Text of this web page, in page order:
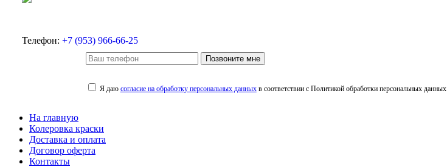
Телефон: +7 (953) 966-66-25
Позвоните мне
Я даю согласие на обработку персональных данныхв соответствии с Политикой обработки персональных данных
На главную
Колеровка краски
Доставка и оплата
Договор оферта
Контакты